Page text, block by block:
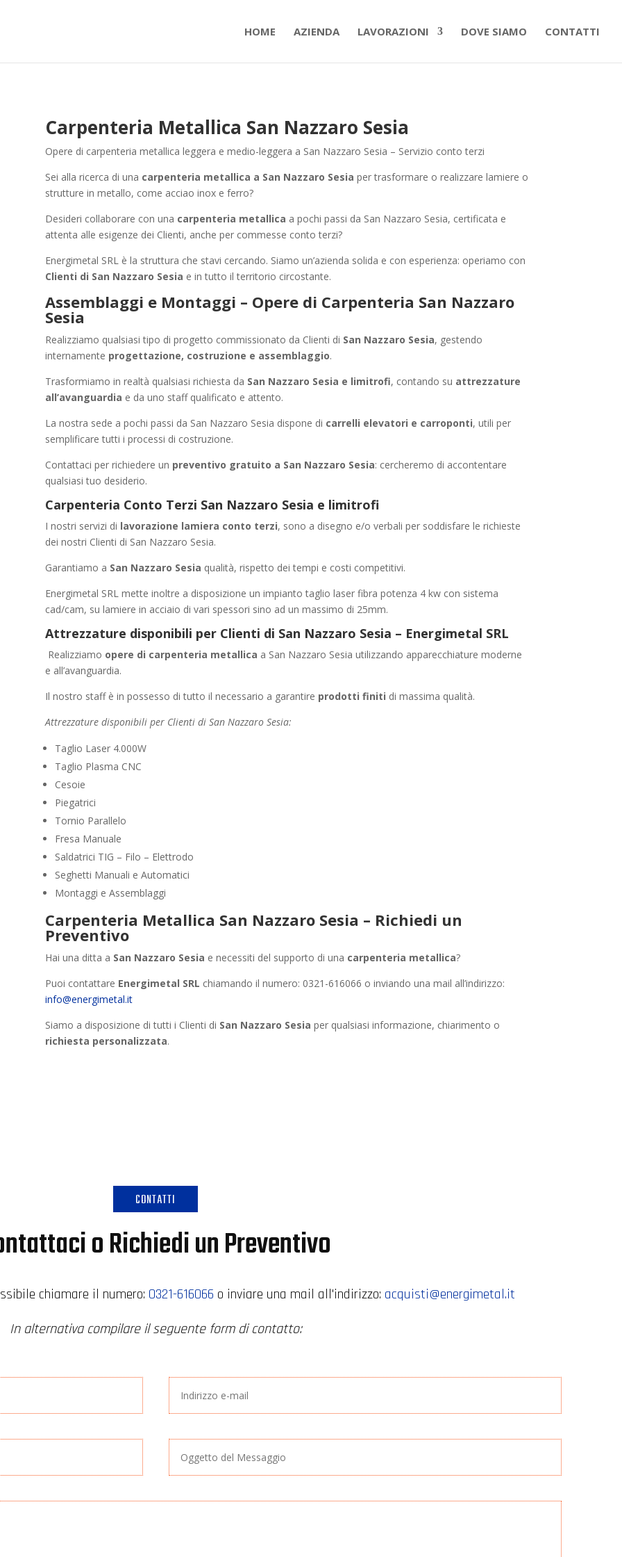
HOME AZIENDA LAVORAZIONI DOVE SIAMO CONTATTI
Carpenteria Metallica San Nazzaro Sesia
Opere di carpenteria metallica leggera e medio-leggera a San Nazzaro Sesia – Servizio conto terzi
Sei alla ricerca di una carpenteria metallica a San Nazzaro Sesia per trasformare o realizzare lamiere o
strutture in metallo, come acciao inox e ferro?
Desideri collaborare con una carpenteria metallica a pochi passi da San Nazzaro Sesia, certificata e
attenta alle esigenze dei Clienti, anche per commesse conto terzi?
Energimetal SRL è la struttura che stavi cercando. Siamo un’azienda solida e con esperienza: operiamo con
Clienti di San Nazzaro Sesia e in tutto il territorio circostante.
Assemblaggi e Montaggi – Opere di Carpenteria San Nazzaro
Sesia
Realizziamo qualsiasi tipo di progetto commissionato da Clienti di San Nazzaro Sesia, gestendo
internamente progettazione, costruzione e assemblaggio.
Trasformiamo in realtà qualsiasi richiesta da San Nazzaro Sesia e limitrofi, contando su attrezzature
all’avanguardia e da uno staff qualificato e attento.
La nostra sede a pochi passi da San Nazzaro Sesia dispone di carrelli elevatori e carroponti, utili per
semplificare tutti i processi di costruzione.
Contattaci per richiedere un preventivo gratuito a San Nazzaro Sesia: cercheremo di accontentare
qualsiasi tuo desiderio.
Carpenteria Conto Terzi San Nazzaro Sesia e limitrofi
I nostri servizi di lavorazione lamiera conto terzi, sono a disegno e/o verbali per soddisfare le richieste
dei nostri Clienti di San Nazzaro Sesia.
Garantiamo a San Nazzaro Sesia qualità, rispetto dei tempi e costi competitivi.
Energimetal SRL mette inoltre a disposizione un impianto taglio laser fibra potenza 4 kw con sistema
cad/cam, su lamiere in acciaio di vari spessori sino ad un massimo di 25mm.
Attrezzature disponibili per Clienti di San Nazzaro Sesia – Energimetal SRL
Realizziamo opere di carpenteria metallica a San Nazzaro Sesia utilizzando apparecchiature moderne
e all’avanguardia.
Il nostro staff è in possesso di tutto il necessario a garantire prodotti finiti di massima qualità.
Attrezzature disponibili per Clienti di San Nazzaro Sesia:
Taglio Laser 4.000W
Taglio Plasma CNC
Cesoie
Piegatrici
Tornio Parallelo
Fresa Manuale
Saldatrici TIG – Filo – Elettrodo
Seghetti Manuali e Automatici
Montaggi e Assemblaggi
Carpenteria Metallica San Nazzaro Sesia – Richiedi un
Preventivo
Hai una ditta a San Nazzaro Sesia e necessiti del supporto di una carpenteria metallica?
Puoi contattare Energimetal SRL chiamando il numero: 0321-616066 o inviando una mail all’indirizzo:
info@energimetal.it
Siamo a disposizione di tutti i Clienti di San Nazzaro Sesia per qualsiasi informazione, chiarimento o
richiesta personalizzata.
CONTATTI
o Richiedi un Preventivo
chiamare il numero: 0321-616066 o inviare una mail all'indirizzo: acquisti@energimetal.it
In alternativa compilare il seguente form di contatto: